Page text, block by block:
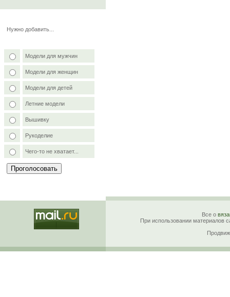
Нужно добавить...
Модели для мужчин
Модели для женщин
Модели для детей
Летние модели
Вышивку
Рукоделие
Чего-то не хватает...
Все о
При использовании материалов